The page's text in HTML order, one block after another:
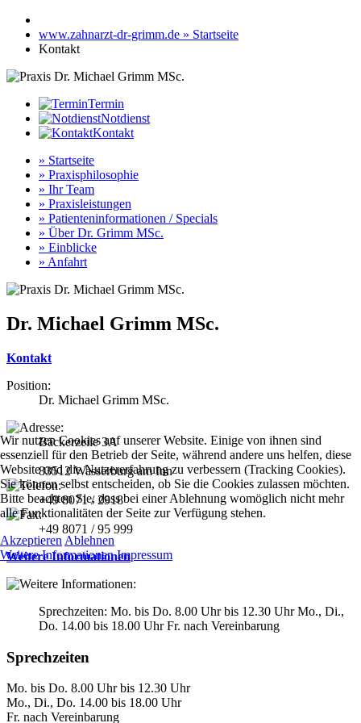
www.zahnarzt-dr-grimm.de » Startseite
Kontakt
Termin
Notdienst
Kontakt
» Startseite
» Praxisphilosophie
» Ihr Team
» Praxisleistungen
» Patienteninformationen / Specials
» Über Dr. Grimm MSc.
» Einblicke
» Anfahrt
Dr. Michael Grimm MSc.
Kontakt
Position:
Dr. Michael Grimm MSc.
Bäckerzeile 3A
83512 Wasserburg am Inn
+49 8071 / 2918
+49 8071 / 95 999
Weitere Informationen
Sprechzeiten: Mo. bis Do. 8.00 Uhr bis 12.30 Uhr Mo., Di.,
Do. 14.00 bis 18.00 Uhr Fr. nach Vereinbarung
Sprechzeiten
Mo. bis Do. 8.00 Uhr bis 12.30 Uhr
Mo., Di., Do. 14.00 bis 18.00 Uhr
Fr. nach Vereinbarung
Wir nutzen Cookies auf unserer Website. Einige von ihnen sind
essenziell für den Betrieb der Seite, während andere uns helfen, diese
Website und die Nutzererfahrung zu verbessern (Tracking Cookies).
Sie können selbst entscheiden, ob Sie die Cookies zulassen möchten.
Bitte beachten Sie, dass bei einer Ablehnung womöglich nicht mehr
alle Funktionalitäten der Seite zur Verfügung stehen.
Akzeptieren Ablehnen
Weitere Informationen Impressum